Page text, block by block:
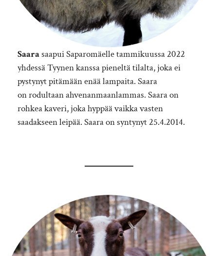
Saarasaapui Saparomäelle tammikuussa 2022
yhdessä Tyynen kanssa pieneltä tilalta, joka ei
pystynyt pitämään enää lampaita. Saara
on rodultaan ahvenanmaanlammas. Saara on
rohkea kaveri, joka hyppää vaikka vasten
saadakseen leipää. Saara on syntynyt 25.4.2014.